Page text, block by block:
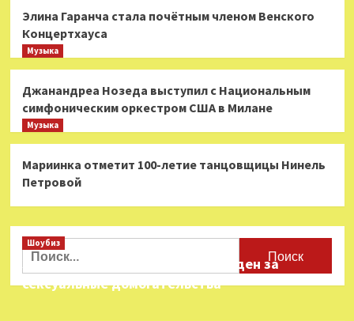
Элина Гаранча стала почётным членом Венского
Концертхауса
Музыка
Джанандреа Нозеда выступил с Национальным
симфоническим оркестром США в Милане
Музыка
Мариинка отметит 100-летие танцовщицы Нинель
Петровой
Найти:
Шоубиз
Звезда «Игры в кальмара» осужден за
сексуальные домогательства